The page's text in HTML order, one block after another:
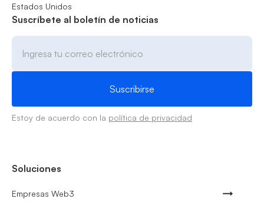
Estados Unidos
Suscríbete al boletín de noticias
Estoy de acuerdo con la política de privacidad
Soluciones
Empresas Web3